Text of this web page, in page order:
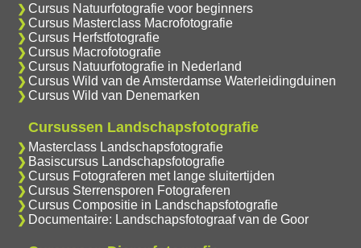
Cursus Natuurfotografie voor beginners
Cursus Masterclass Macrofotografie
Cursus Herfstfotografie
Cursus Macrofotografie
Cursus Natuurfotografie in Nederland
Cursus Wild van de Amsterdamse Waterleidingduinen
Cursus Wild van Denemarken
Cursussen Landschapsfotografie
Masterclass Landschapsfotografie
Basiscursus Landschapsfotografie
Cursus Fotograferen met lange sluitertijden
Cursus Sterrensporen Fotograferen
Cursus Compositie in Landschapsfotografie
Documentaire: Landschapsfotograaf van de Goor